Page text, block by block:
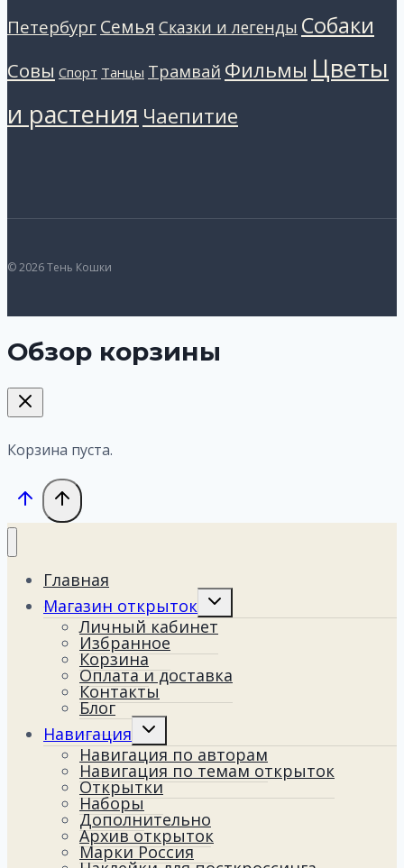
ПетербургСемья Сказки и легенды Собаки
Совы Спорт Танцы Трамвай Фильмы Цветы
и растения Чаепитие
© 2026 Тень Кошки
Обзор корзины
Корзина пуста.
Главная
Магазин открыток
Переключить
меню
Личный кабинет
Избранное
Корзина
Оплата и доставка
Контакты
Блог
Навигация
Переключить
меню
Навигация по авторам
Навигация по темам открыток
Открытки
Наборы
Дополнительно
Архив открыток
Марки Россия